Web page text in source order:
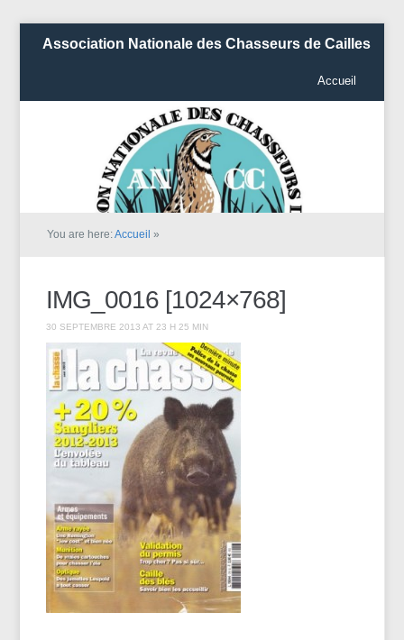
Association Nationale des Chasseurs de Cailles
Accueil
You are here:Accueil »
IMG_0016 [1024×768]
30 SEPTEMBRE 2013 AT 23 H 25 MIN